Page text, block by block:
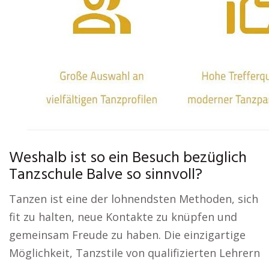
Weshalb ist so ein Besuch bezüglich
Tanzschule Balve so sinnvoll?
Tanzen ist eine der lohnendsten Methoden, sich
fit zu halten, neue Kontakte zu knüpfen und
gemeinsam Freude zu haben. Die einzigartige
Möglichkeit, Tanzstile von qualifizierten Lehrern